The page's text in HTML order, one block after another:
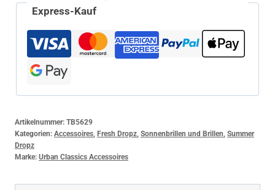
Express-Kauf
Artikelnummer: TB5629
Kategorien: Accessoires Fresh Dropz Sonnenbrillen und Brillen Summer
Dropz
Marke: Urban Classics Accessoires